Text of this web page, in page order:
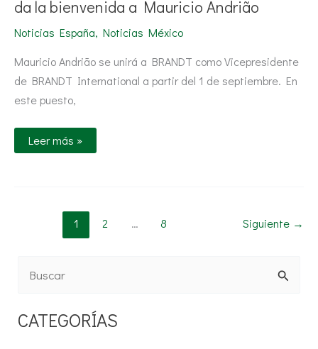
da la bienvenida a Mauricio Andrião
Noticias España, Noticias México
Mauricio Andrião se unirá a BRANDT como Vicepresidente
de BRANDT International a partir del 1 de septiembre. En
este puesto,
a
Andrião
Leer más »
1 2 … 8 Siguiente →
s
CATEGORÍAS